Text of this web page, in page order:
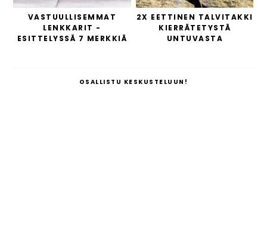
VASTUULLISEMMAT
LENKKARIT -
ESITTELYSSÄ 7 MERKKIÄ
2X EETTINEN TALVITAKKI
KIERRÄTETYSTÄ
UNTUVASTA
OSALLISTU KESKUSTELUUN!